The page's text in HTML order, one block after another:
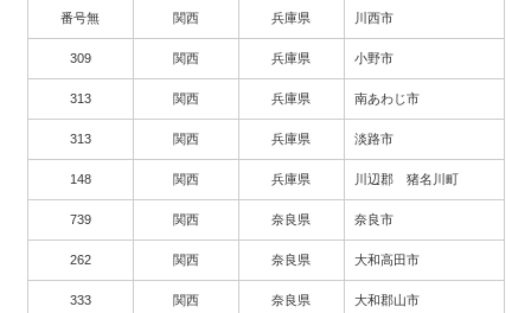
番号無 関西 兵庫県 川西市
309 関西 兵庫県 小野市
313 関西 兵庫県 南あわじ市
313 関西 兵庫県 淡路市
148 関西 兵庫県 川辺郡 猪名川町
739 関西 奈良県 奈良市
262 関西 奈良県 大和高田市
333 関西 奈良県 大和郡山市